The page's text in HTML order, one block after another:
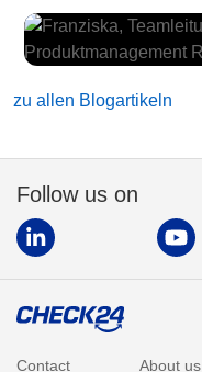
zu allen Blogartikeln
Follow us on
Contact About us